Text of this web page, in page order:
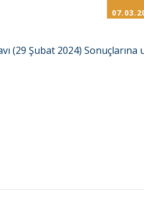
(29 Şubat 2024) Sonuçlarına